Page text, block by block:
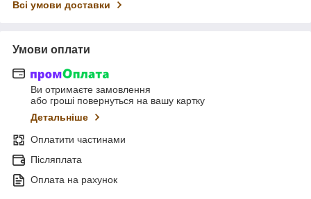
Всі умови доставки
Умови оплати
Ви отримаєте замовлення
або гроші повернуться на вашу картку
Детальніше
Оплатити частинами
Післяплата
Оплата на рахунок